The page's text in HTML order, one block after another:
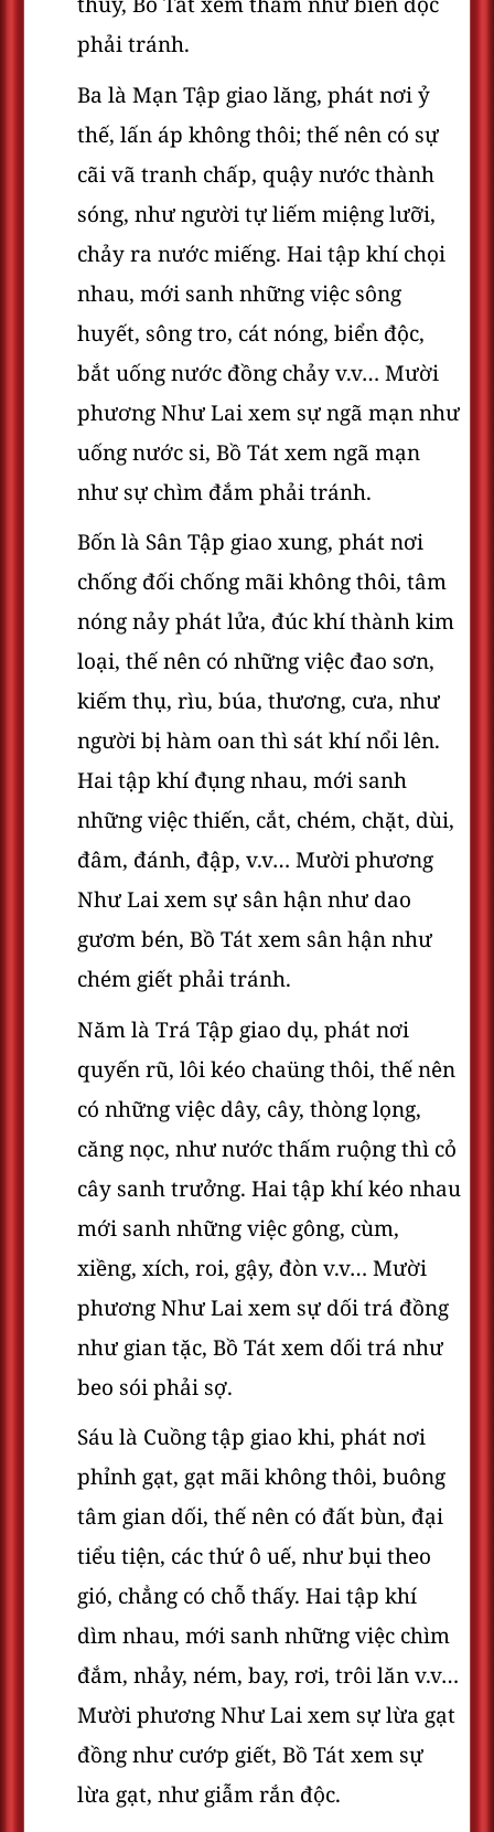
phải tránh.
Ba là Mạn Tập giao lăng, phát nơi ỷ
thế, lấn áp không thôi; thế nên có sự
cãi vã tranh chấp, quậy nước thành
sóng, như người tự liếm miệng lưỡi,
chảy ra nước miếng. Hai tập khí chọi
nhau, mới sanh những việc sông
huyết, sông tro, cát nóng, biển độc,
bắt uống nước đồng chảy v.v… Mười
phương Như Lai xem sự ngã mạn như
uống nước si, Bồ Tát xem ngã mạn
như sự chìm đắm phải tránh.
Bốn là Sân Tập giao xung, phát nơi
chống đối chống mãi không thôi, tâm
nóng nảy phát lửa, đúc khí thành kim
loại, thế nên có những việc đao sơn,
kiếm thụ, rìu, búa, thương, cưa, như
người bị hàm oan thì sát khí nổi lên.
Hai tập khí đụng nhau, mới sanh
những việc thiến, cắt, chém, chặt, dùi,
đâm, đánh, đập, v.v… Mười phương
Như Lai xem sự sân hận như dao
gươm bén, Bồ Tát xem sân hận như
chém giết phải tránh.
Năm là Trá Tập giao dụ, phát nơi
quyến rũ, lôi kéo chaüng thôi, thế nên
có những việc dây, cây, thòng lọng,
căng nọc, như nước thấm ruộng thì cỏ
cây sanh trưởng. Hai tập khí kéo nhau
mới sanh những việc gông, cùm,
xiềng, xích, roi, gậy, đòn v.v… Mười
phương Như Lai xem sự dối trá đồng
như gian tặc, Bồ Tát xem dối trá như
beo sói phải sợ.
Sáu là Cuồng tập giao khi, phát nơi
phỉnh gạt, gạt mãi không thôi, buông
tâm gian dối, thế nên có đất bùn, đại
tiểu tiện, các thứ ô uế, như bụi theo
gió, chẳng có chỗ thấy. Hai tập khí
dìm nhau, mới sanh những việc chìm
đắm, nhảy, ném, bay, rơi, trôi lăn v.v…
Mười phương Như Lai xem sự lừa gạt
đồng như cướp giết, Bồ Tát xem sự
lừa gạt, như giẫm rắn độc.